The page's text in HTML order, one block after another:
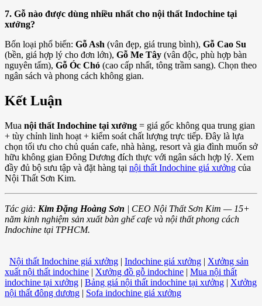
7. Gỗ nào được dùng nhiều nhất cho nội thất Indochine tại
xưởng?
Bốn loại phổ biến: Gỗ Ash (vân đẹp, giá trung bình), Gỗ Cao Su
(bền, giá hợp lý cho đơn lớn), Gỗ Me Tây (vân độc, phù hợp bàn
nguyên tấm), Gỗ Óc Chó (cao cấp nhất, tông trầm sang). Chọn theo
ngân sách và phong cách không gian.
Kết Luận
Mua nội thất Indochine tại xưởng = giá gốc không qua trung gian
+ tùy chỉnh linh hoạt + kiểm soát chất lượng trực tiếp. Đây là lựa
chọn tối ưu cho chủ quán cafe, nhà hàng, resort và gia đình muốn sở
hữu không gian Đông Dương đích thực với ngân sách hợp lý. Xem
đầy đủ bộ sưu tập và đặt hàng tại nội thất Indochine giá xưởng của
Nội Thất Sơn Kim.
Tác giả: Kim Đặng Hoàng Sơn | CEO Nội Thất Sơn Kim — 15+
năm kinh nghiệm sản xuất bàn ghế cafe và nội thất phong cách
Indochine tại TPHCM.
Nội thất Indochine giá xưởng | Indochine giá xưởng | Xưởng sản
xuất nội thất indochine | Xưởng đồ gỗ indochine | Mua nội thất
indochine tại xưởng | Bảng giá nội thất indochine tại xưởng | Xưởng
nội thất đông dương | Sofa indochine giá xưởng